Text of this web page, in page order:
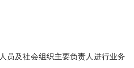
员及社会组织主要负责人进行业务